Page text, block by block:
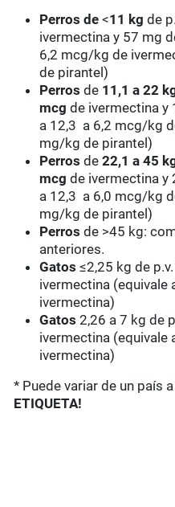
Perros de <11 kgde
ivermectina y 57 mg
6,2 mcg/kg de
de pirantel)
Perrosde 11,1 a 22
mcg de ivermectina y
a 12,3 a 6,2 mcg/kg
mg/kg de pirantel)
Perros de22,1 a 45
mcg de ivermectina y
a 12,3 a 6,0 mcg/kg
mg/kg de pirantel)
Perros de >45 kg:
anteriores.
Gatos ≤2,25 kg de
ivermectina (equivale
ivermectina)
Gatos 2,26 a 7 kg de
ivermectina (equivale
ivermectina)
* Puede variar de un país
ETIQUETA!